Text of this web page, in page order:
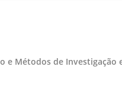
e Métodos de Investigação